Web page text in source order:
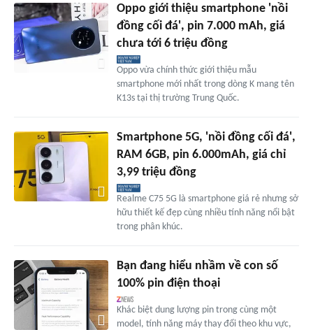
Oppo giới thiệu smartphone 'nồi
đồng cối đá', pin 7.000 mAh, giá
chưa tới 6 triệu đồng
Oppo vừa chính thức giới thiệu mẫu
smartphone mới nhất trong dòng K mang tên
K13s tại thị trường Trung Quốc.
Smartphone 5G, 'nồi đồng cối đá',
RAM 6GB, pin 6.000mAh, giá chỉ
3,99 triệu đồng
Realme C75 5G là smartphone giá rẻ nhưng sở
hữu thiết kế đẹp cùng nhiều tính năng nổi bật
trong phân khúc.
Bạn đang hiểu nhầm về con số
100% pin điện thoại
Khác biệt dung lượng pin trong cùng một
model, tính năng máy thay đổi theo khu vực,